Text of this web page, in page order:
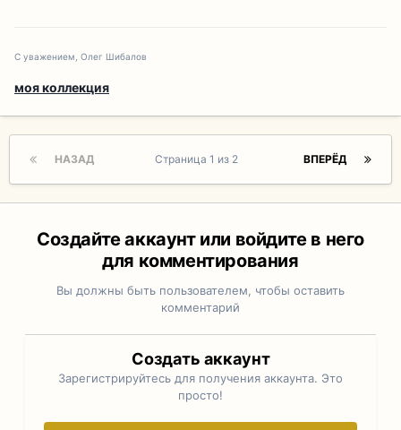
С уважением, Олег Шибалов
моя коллекция
НАЗАД ВПЕРЁД
Страница 1 из 2
Создайте аккаунт или войдите в него
для комментирования
Вы должны быть пользователем, чтобы оставить
комментарий
Создать аккаунт
Зарегистрируйтесь для получения аккаунта. Это
просто!